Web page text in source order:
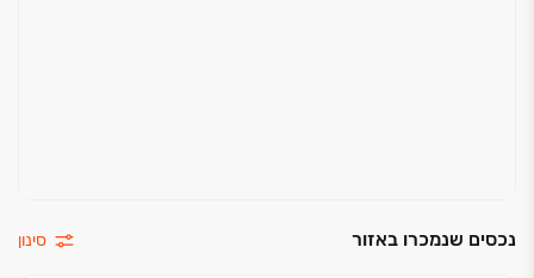
נכסים שנמכרו באזור סינון